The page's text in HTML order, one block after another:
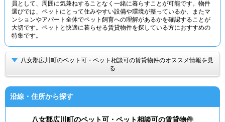
員として、周囲に気兼ねすることなく一緒に暮らすことが可能です。物件
選びでは、ペットにとって住みやすい設備や環境が整っているか、またマ
ンションやアパート全体でペット飼育への理解があるかを確認することが
大切です。ペットと快適に暮らせる賃貸物件を探している方におすすめの
特集です。
八女郡広川町のペット可・ペット相談可の賃貸物件のオススメ情報を見
る
沿線・住所から探す
八女郡広川町のペット可・ペット相談可の賃貸物件